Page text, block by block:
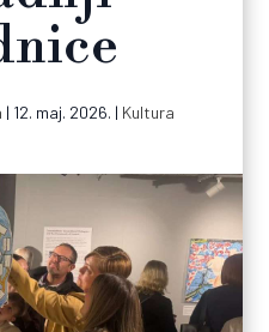
| 12. maj. 2026. | Kultura